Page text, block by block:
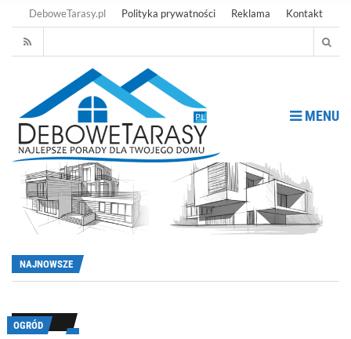
DeboweTarasy.pl Polityka prywatności Reklama Kontakt
MENU
NAJNOWSZE
OGRÓD